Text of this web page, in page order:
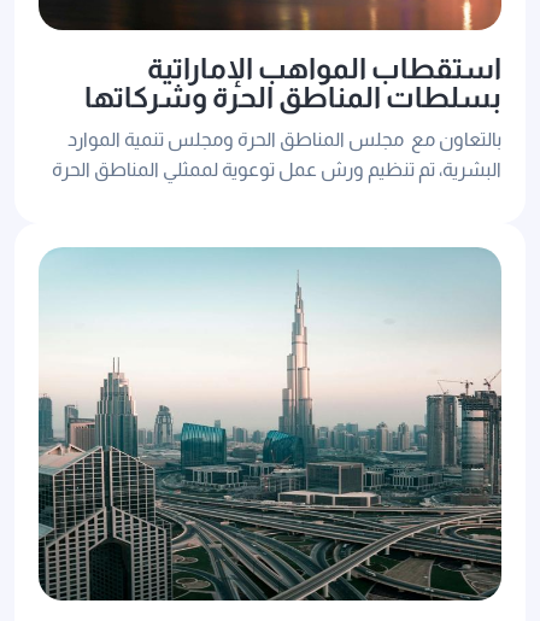
استقطاب المواهب الإماراتية
بسلطات المناطق الحرة وشركاتها
بالتعاون مع مجلس المناطق الحرة ومجلس تنمية الموارد
البشرية، تم تنظيم ورش عمل توعوية لممثلي المناطق الحرة
الاماراتية.